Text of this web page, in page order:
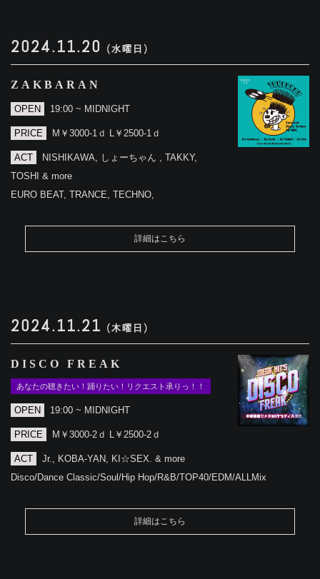
2024.11.20 (水曜日)
ZAKBARAN
OPEN 19:00 ~ MIDNIGHT
PRICE M￥3000-1ｄ L￥2500-1ｄ
ACT
NISHIKAWA, しょーちゃん , TAKKY,
TOSHI & more
EURO BEAT, TRANCE, TECHNO,
詳細はこちら
2024.11.21 (木曜日)
DISCO FREAK
あなたの聴きたい！踊りたい！リクエスト承りっ！！
OPEN 19:00 ~ MIDNIGHT
PRICE M￥3000-2ｄ L￥2500-2ｄ
ACT
Jr., KOBA-YAN, KI☆SEX. & more
Disco/Dance Classic/Soul/Hip Hop/R&B/TOP40/EDM/ALLMix
詳細はこちら